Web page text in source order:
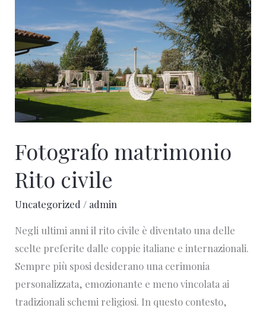
Fotografo matrimonio
Rito civile
Uncategorized / admin
Negli ultimi anni il rito civile è diventato una delle
scelte preferite dalle coppie italiane e internazionali.
Sempre più sposi desiderano una cerimonia
personalizzata, emozionante e meno vincolata ai
tradizionali schemi religiosi. In questo contesto,
civile